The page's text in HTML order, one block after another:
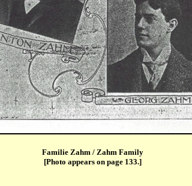
Familie Zahm / Zahm Family
[Photo appears on page 133.]